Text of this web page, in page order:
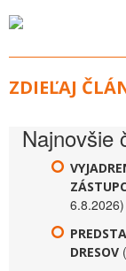
ZDIEĽAJ
Najnovšie
6.8.2026)
DRESOV